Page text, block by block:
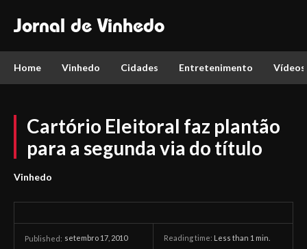
Jornal de Vinhedo
Home Vinhedo Cidades Entretenimento Vídeos
Cartório Eleitoral faz plantão
para a segunda via do título
Vinhedo
Published: setembro 17, 2010 Reading time: Less than 1 min.